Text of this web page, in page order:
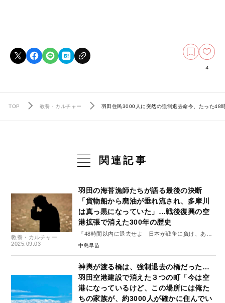
4
TOP 教養・カルチャー 羽田住民3000人に突然の強制退去命令、たった48
関連記事
教養・カルチャー
2025.09.03
羽田の海苔漁師たちが語る最後の決断
「貨物船から廃油が垂れ流され、多摩川
は真っ黒になっていた」…戦後復興の空
港拡張で消えた300年の歴史
『48時間以内に退去せよ 日本が戦争に負け、あの
日、羽田で何が起きたのか』#2
中島早苗
神輿が渡る橋は、強制退去の橋だった…
羽田空港建設で消えた３つの町「今は空
港になっているけど、この場所には俺た
ちの家族が、約3000人が確かに住んでい